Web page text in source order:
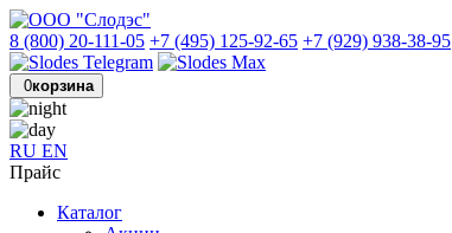
8 (800) 20-111-05 +7 (495) 125-92-65 +7 (929) 938-38-95
0корзина
RU EN
Прайс
Каталог